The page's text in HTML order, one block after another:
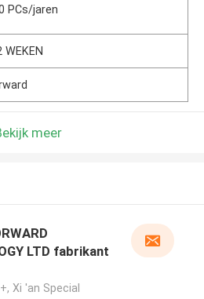
PCs/jaren
WEKEN
meer
LTD fabrikant
Xi 'an Special